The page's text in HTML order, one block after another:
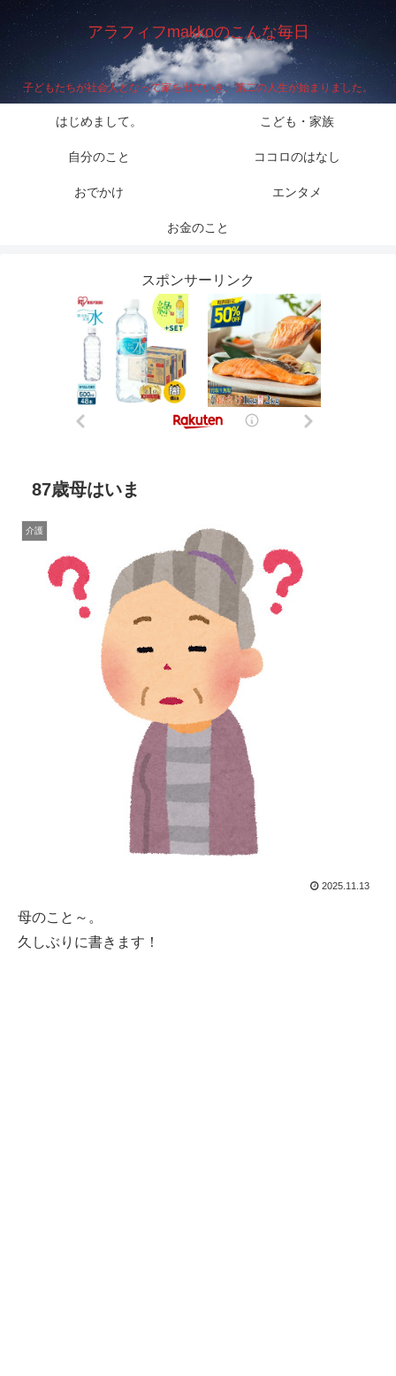
アラフィフmakkoのこんな毎日
子どもたちが社会人となって家を出ていき、第二の人生が始まりました。
はじめまして。 こども・家族
自分のこと ココロのはなし
おでかけ エンタメ
お金のこと
スポンサーリンク
87歳母はいま
介護
2025.11.13
母のこと～。
久しぶりに書きます！